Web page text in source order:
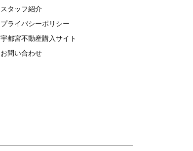
スタッフ紹介
プライバシーポリシー
宇都宮不動産購入サイト
お問い合わせ